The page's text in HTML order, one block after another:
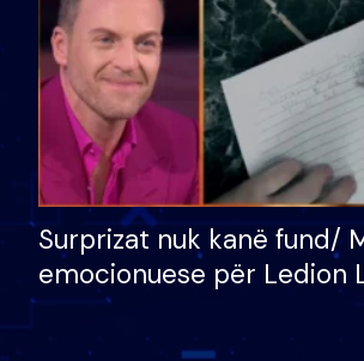
Surprizat nuk kanë fund/
emocionuese për Ledion
nëna dhe fëmijët e tij,
nuk i mban dot lotët: Nuk